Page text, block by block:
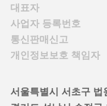
대표자
사업자 등록번호
통신판매신고
개인정보보호 책임자
서울특별시 서초구 법